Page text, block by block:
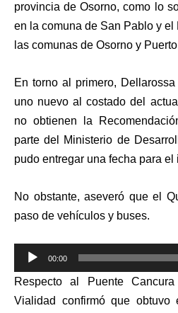
provincia de Osorno, como lo
en la comuna de San Pablo y
las comunas de Osorno y
En torno al primero,
uno nuevo al costado del
no obtienen la
parte del Ministerio de
pudo entregar una fecha para
No obstante, aseveró que el
paso de vehículos y buses.
Reproductor
de
audio
00:00
Respecto al Puente
Vialidad confirmó que obtuvo